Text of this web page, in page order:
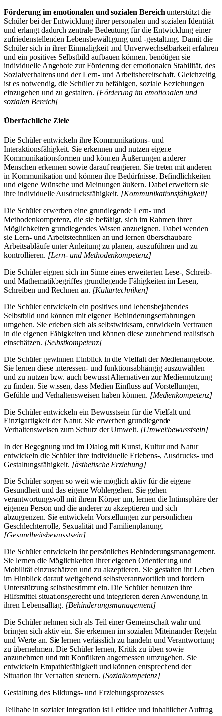
Förderung im emotionalen und sozialen Bereich unterstützt die
Schüler bei der Entwicklung ihrer personalen und sozialen Identität
und erlangt dadurch zentrale Bedeutung für die Entwicklung einer
zufriedenstellenden Lebensbewältigung und -gestaltung. Damit die
Schüler sich in ihrer Einmaligkeit und Unverwechselbarkeit erfahren
und ein positives Selbstbild aufbauen können, benötigen sie
individuelle Angebote zur Förderung der emotionalen Stabilität, des
Sozialverhaltens und der Lern- und Arbeitsbereitschaft. Gleichzeitig
ist es notwendig, die Schüler zu befähigen, soziale Beziehungen
einzugehen und zu gestalten. [Förderung im emotionalen und
sozialen Bereich]
Überfachliche Ziele
Die Schüler entwickeln ihre Kommunikations- und
Interaktionsfähigkeit. Sie erkennen und nutzen eigene
Kommunikationsformen und können Äußerungen anderer
Menschen erkennen sowie darauf reagieren. Sie treten mit anderen
in Kommunikation und können ihre Bedürfnisse, Befindlichkeiten
und eigene Wünsche und Meinungen äußern. Dabei erweitern sie
ihre individuelle Ausdrucksfähigkeit. [Kommunikationsfähigkeit]
Die Schüler erwerben eine grundlegende Lern- und
Methodenkompetenz, die sie befähigt, sich im Rahmen ihrer
Möglichkeiten grundlegendes Wissen anzueignen. Dabei wenden
sie Lern- und Arbeitstechniken an und lernen überschaubare
Arbeitsabläufe unter Anleitung zu planen, auszuführen und zu
kontrollieren. [Lern- und Methodenkompetenz]
Die Schüler eignen sich im Sinne eines erweiterten Lese-, Schreib-
und Mathematikbegriffes grundlegende Fähigkeiten im Lesen,
Schreiben und Rechnen an. [Kulturtechniken]
Die Schüler entwickeln ein positives und lebensbejahendes
Selbstbild und können mit eigenen Behinderungserfahrungen
umgehen. Sie erleben sich als selbstwirksam, entwickeln Vertrauen
in die eigenen Fähigkeiten und können diese zunehmend realistisch
einschätzen. [Selbstkompetenz]
Die Schüler gewinnen Einblick in die Vielfalt der Medienangebote.
Sie lernen diese interessen- und funktionsabhängig auszuwählen
und zu nutzen bzw. auch bewusst Alternativen zur Mediennutzung
zu finden. Sie wissen, dass Medien Einfluss auf Vorstellungen,
Gefühle und Verhaltensweisen haben können. [Medienkompetenz]
Die Schüler entwickeln ein Bewusstsein für die Vielfalt und
Einzigartigkeit der Natur. Sie erwerben grundlegende
Verhaltensweisen zum Schutz der Umwelt. [Umweltbewusstsein]
In der Begegnung und im Dialog mit Kunst, Kultur und Natur
entwickeln die Schüler ihre individuelle Erlebens-, Ausdrucks- und
Gestaltungsfähigkeit. [ästhetische Erziehung]
Die Schüler sorgen so weit wie möglich aktiv für die eigene
Gesundheit und das eigene Wohlergehen. Sie gehen
verantwortungsvoll mit ihrem Körper um, lernen die Intimsphäre der
eigenen Person und die anderer zu akzeptieren und sich
abzugrenzen. Sie entwickeln Vorstellungen zur persönlichen
Geschlechterrolle, Sexualität und Familienplanung.
[Gesundheitsbewusstsein]
Die Schüler entwickeln ihr persönliches Behinderungsmanagement.
Sie lernen die Möglichkeiten ihrer eigenen Orientierung und
Mobilität einzuschätzen und zu akzeptieren. Sie gestalten ihr Leben
im Hinblick darauf weitgehend selbstverantwortlich und fordern
Unterstützung selbstbestimmt ein. Die Schüler benutzen ihre
Hilfsmittel situationsgerecht und integrieren deren Anwendung in
ihren Lebensalltag. [Behinderungsmanagement]
Die Schüler nehmen sich als Teil einer Gemeinschaft wahr und
bringen sich aktiv ein. Sie erkennen im sozialen Miteinander Regeln
und Werte an. Sie lernen verlässlich zu handeln und Verantwortung
zu übernehmen. Die Schüler lernen, Kritik zu üben sowie
anzunehmen und mit Konflikten angemessen umzugehen. Sie
entwickeln Empathiefähigkeit und können entsprechend der
Situation ihr Verhalten steuern. [Sozialkompetenz]
Gestaltung des Bildungs- und Erziehungsprozesses
Teilhabe in sozialer Integration ist Leitidee und inhaltlicher Auftrag